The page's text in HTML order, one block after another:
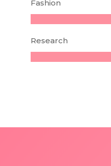
Fashion
Research